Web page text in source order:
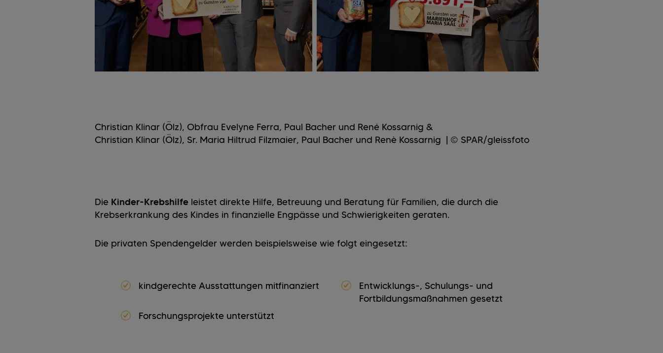
Christian Klinar (Ölz), Obfrau Evelyne Ferra, Paul Bacher und René Kossarnig &
Christian Klinar (Ölz), Sr. Maria Hiltrud Filzmaier, Paul Bacher und Renè Kossarnig | © SPAR/gleissfoto
Die Kinder-Krebshilfe leistet direkte Hilfe, Betreuung und Beratung für Familien, die durch die
Krebserkrankung des Kindes in finanzielle Engpässe und Schwierigkeiten geraten.
Die privaten Spendengelder werden beispielsweise wie folgt eingesetzt:
kindgerechte Ausstattungen mitfinanziert
Forschungsprojekte unterstützt
Entwicklungs-, Schulungs- und
Fortbildungsmaßnahmen gesetzt